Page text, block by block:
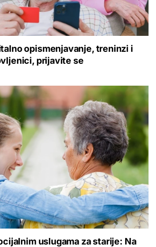
opismenjavanje, treninzi i
prijavite se
uslugama za starije: Na